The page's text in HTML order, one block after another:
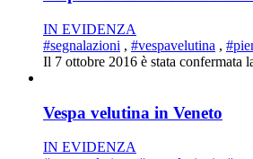
IN EVIDENZA
#segnalazioni , #vespavelutina ,
Il 7 ottobre 2016 è stata confermata
Vespa velutina in Veneto
IN EVIDENZA